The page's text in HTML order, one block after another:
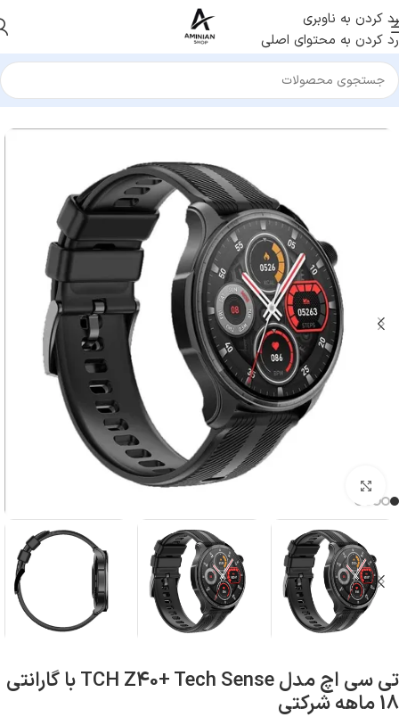
رد کردن به ناوبری
رد کردن به محتوای اصلی
خانه/ساعت هوشمند
تی سی اچ مدل TCH Z40+ Tech Sense با گارانتی
18 ماهه شرکتی